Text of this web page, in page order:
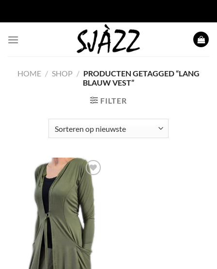
HOME / SHOP / PRODUCTEN GETAGGED “LANG
BLAUW VEST”
FILTER
Toevoegen
wenslijst